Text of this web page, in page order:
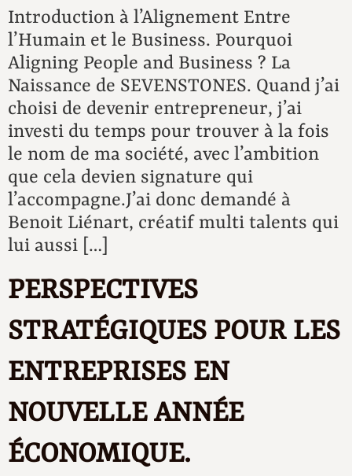
Introduction à l’Alignement Entre
l’Humain et le Business. Pourquoi
Aligning People and Business ? La
Naissance de SEVENSTONES. Quand j’ai
choisi de devenir entrepreneur, j’ai
investi du temps pour trouver à la fois
le nom de ma société, avec l’ambition
que cela devien signature qui
l’accompagne.J’ai donc demandé à
Benoit Liénart, créatif multi talents qui
lui aussi […]
PERSPECTIVES
STRATÉGIQUES POUR LES
ENTREPRISES EN
NOUVELLE ANNÉE
ÉCONOMIQUE.